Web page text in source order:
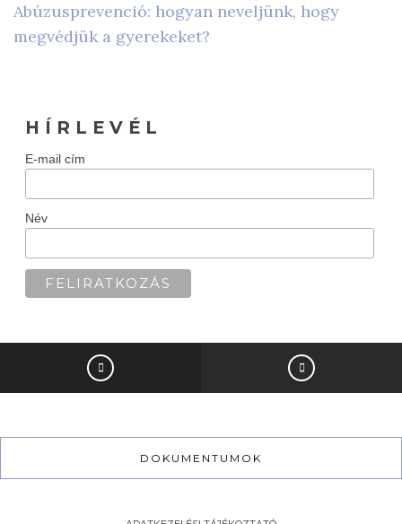
Abúzusprevenció: hogyan neveljünk, hogy
megvédjük a gyerekeket?
H Í R L E V É L
E-mail cím
Név
DOKUMENTUMOK